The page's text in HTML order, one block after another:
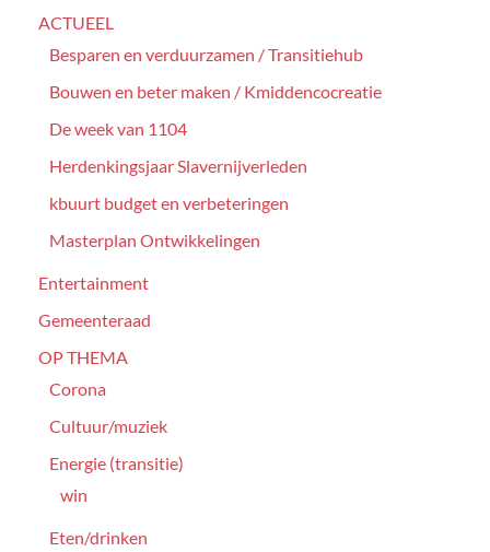
ACTUEEL
Besparen en verduurzamen / Transitiehub
Bouwen en beter maken / Kmiddencocreatie
De week van 1104
Herdenkingsjaar Slavernijverleden
kbuurt budget en verbeteringen
Masterplan Ontwikkelingen
Entertainment
Gemeenteraad
OP THEMA
Corona
Cultuur/muziek
Energie (transitie)
win
Eten/drinken